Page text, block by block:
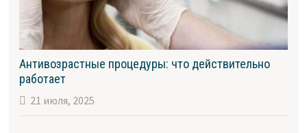
Антивозрастные процедуры: что действительно
работает
21 июля, 2025